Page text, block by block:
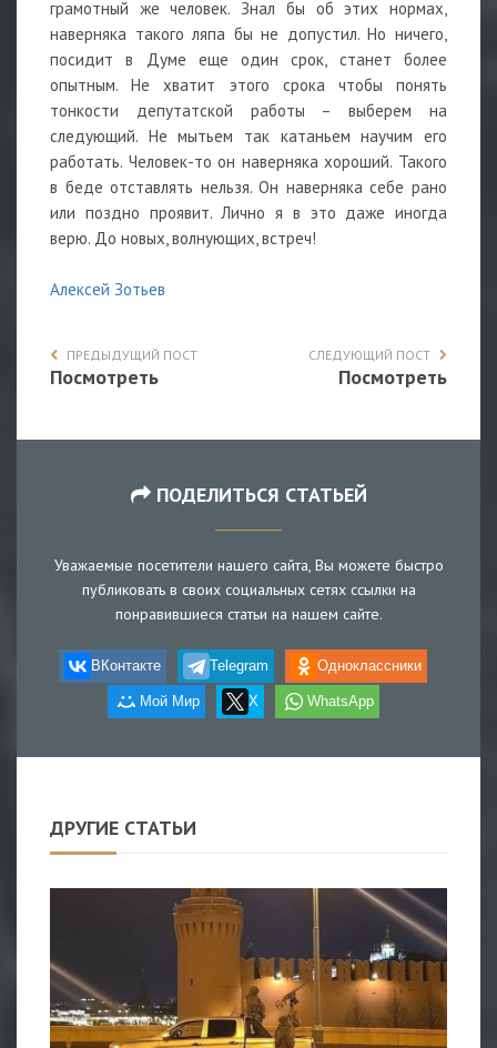
грамотный же человек. Знал бы об этих нормах,
наверняка такого ляпа бы не допустил. Но ничего,
посидит в Думе еще один срок, станет более
опытным. Не хватит этого срока чтобы понять
тонкости депутатской работы – выберем на
следующий. Не мытьем так катаньем научим его
работать. Человек-то он наверняка хороший. Такого
в беде отставлять нельзя. Он наверняка себе рано
или поздно проявит. Лично я в это даже иногда
верю. До новых, волнующих, встреч!
Алексей Зотьев
ПРЕДЫДУЩИЙ ПОСТ
Посмотреть
СЛЕДУЮЩИЙ ПОСТ
Посмотреть
ПОДЕЛИТЬСЯ СТАТЬЕЙ
Уважаемые посетители нашего сайта, Вы можете быстро
публиковать в своих социальных сетях ссылки на
понравившиеся статьи на нашем сайте.
ВКонтакте Telegram Одноклассники
Мой Мир X WhatsApp
ДРУГИЕ СТАТЬИ